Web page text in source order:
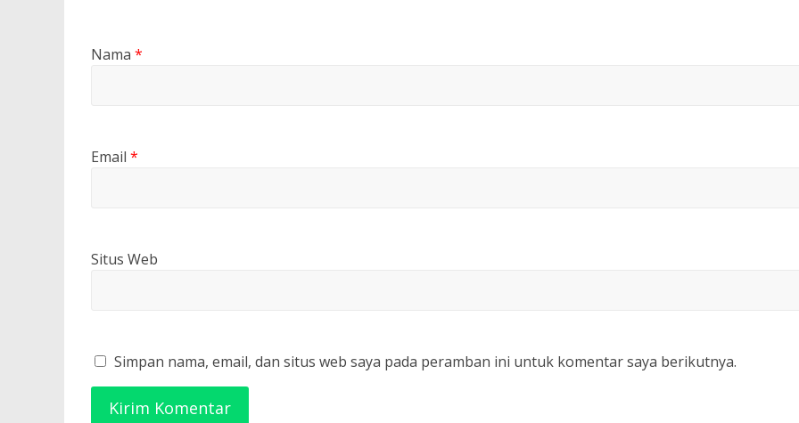
Nama *
Email *
Situs Web
Simpan nama, email, dan situs web saya pada peramban ini untuk komentar saya berikutnya.